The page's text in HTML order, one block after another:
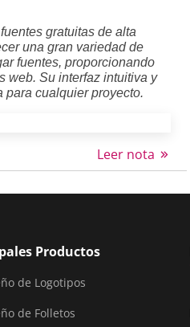
gratuitas de alta
una gran variedad de
fuentes, proporcionando
web. Su interfaz intuitiva y
para cualquier proyecto.
Leer nota
Productos
de Logotipos
de Folletos